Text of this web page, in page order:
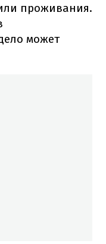
проживания.
может